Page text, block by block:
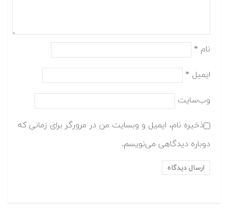
نام *
ایمیل *
وب‌سایت
ذخیره نام، ایمیل و وبسایت من در مرورگر برای زمانی که
دوباره دیدگاهی می‌نویسم.